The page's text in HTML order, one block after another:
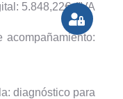
5.848,22€ (IVA
diagnóstico para